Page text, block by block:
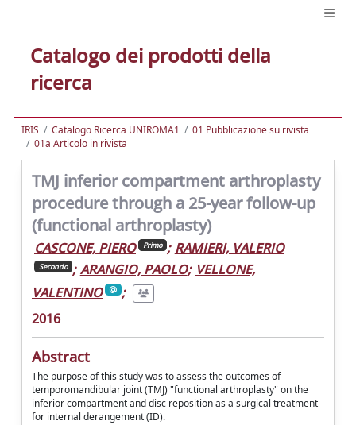
Catalogo dei prodotti della
ricerca
IRIS Catalogo Ricerca UNIROMA1
01 Pubblicazione su rivista
01a Articolo in rivista
TMJ inferior compartment arthroplasty
procedure through a 25-year follow-up
(functional arthroplasty)
CASCONE, PIERO Primo ; RAMIERI, VALERIO
Secondo ; ARANGIO, PAOLO; VELLONE,
VALENTINO
;
2016
Abstract
The purpose of this study was to assess the outcomes of
temporomandibular joint (TMJ) "functional arthroplasty" on the
inferior compartment and disc reposition as a surgical treatment
for internal derangement (ID).